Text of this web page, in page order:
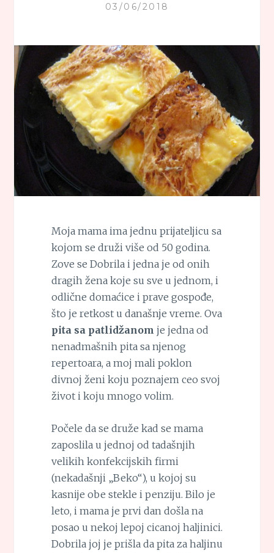
03/06/2018
Moja mama ima jednu prijateljicu sa
kojom se druži više od 50 godina.
Zove se Dobrila i jedna je od onih
dragih žena koje su sve u jednom, i
odlične domaćice i prave gospođe,
što je retkost u današnje vreme. Ova
pita sa patlidžanom je jedna od
nenadmašnih pita sa njenog
repertoara, a moj mali poklon
divnoj ženi koju poznajem ceo svoj
život i koju mnogo volim.
Počele da se druže kad se mama
zaposlila u jednoj od tadašnjih
velikih konfekcijskih firmi
(nekadašnji „Beko“), u kojoj su
kasnije obe stekle i penziju. Bilo je
leto, i mama je prvi dan došla na
posao u nekoj lepoj cicanoj haljinici.
Dobrila joj je prišla da pita za haljinu